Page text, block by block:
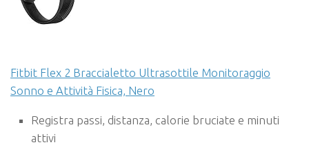
Fitbit Flex 2 Braccialetto Ultrasottile Monitoraggio
Sonno e Attività Fisica, Nero
Registra passi, distanza, calorie bruciate e minuti
attivi